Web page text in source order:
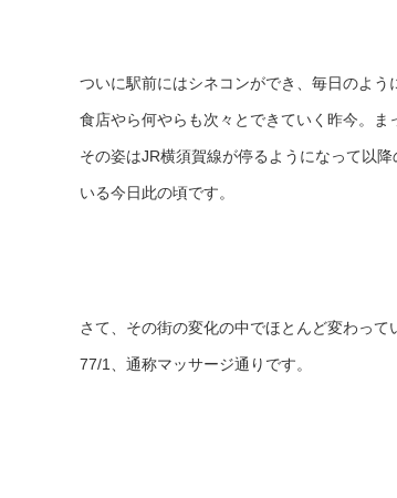
ついに駅前にはシネコンができ、毎日のよ
食店やら何やらも次々とできていく昨今。ま
その姿はJR横須賀線が停るようになって以
いる今日此の頃です。
さて、その街の変化の中でほとんど変わっ
77/1、通称マッサージ通りです。